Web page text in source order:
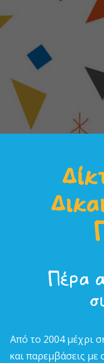
Πέρα
Από το 2004 µέχρι
και παρεµβάσεις